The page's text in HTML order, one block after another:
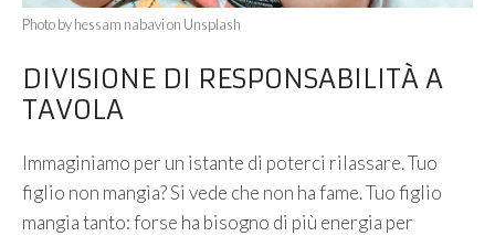
Photo by hessam nabavi on Unsplash
DIVISIONE DI RESPONSABILITÀ A
TAVOLA
Immaginiamo per un istante di poterci rilassare. Tuo
figlio non mangia? Si vede che non ha fame. Tuo figlio
mangia tanto: forse ha bisogno di più energia per